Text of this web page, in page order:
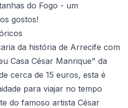
do Fogo - um
gostos!
da história de Arrecife com
Casa César Manrique" da
cerca de 15 euros, esta é
para viajar no tempo
do famoso artista César